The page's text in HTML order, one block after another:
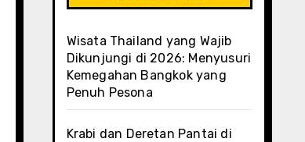
Wisata Thailand yang Wajib
Dikunjungi di 2026: Menyusuri
Kemegahan Bangkok yang
Penuh Pesona
Krabi dan Deretan Pantai di